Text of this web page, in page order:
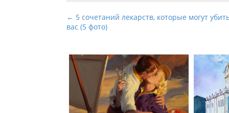
P
o
t
← 5 сочетаний лекарств, которые могут
вас (5 фото)